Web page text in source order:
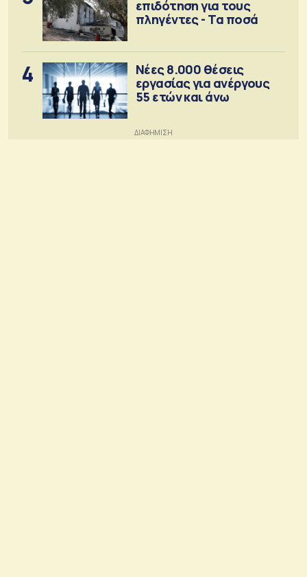
επιδότηση για τους
πληγέντες - Τα ποσά
4
Νέες 8.000 θέσεις
εργασίας για ανέργους
55 ετών και άνω